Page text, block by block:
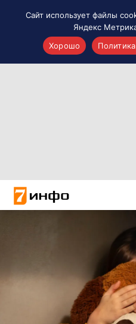
Новости России
Политика
Новости мира
Все материалы
ПОИСК
Сайт использует файлы
Яндекс
Хорошо